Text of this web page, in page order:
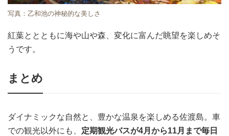
写真：乙和池の神秘的な美しさ
紅葉ととともに海や山や森、変化に富んだ眺望を楽しめそ
うです。
まとめ
ダイナミックな自然と、豊かな温泉を楽しめる佐渡島。車
での観光以外にも、 定期観光バスが4月から11月まで毎日